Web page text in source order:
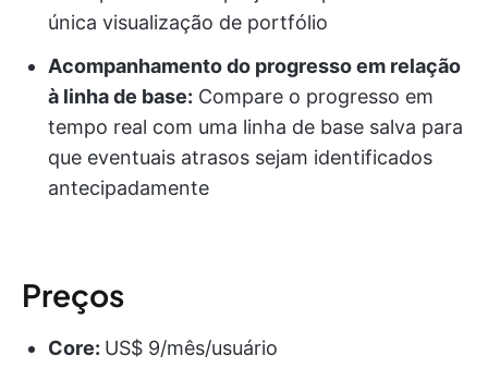
única visualização de portfólio
Acompanhamento do progresso em relação
à linha de base: Compare o progresso em
tempo real com uma linha de base salva para
que eventuais atrasos sejam identificados
antecipadamente
Preços
Core: US$ 9/mês/usuário